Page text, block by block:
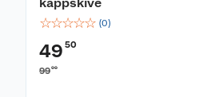
☆☆☆☆☆ (0)
49 50
9900